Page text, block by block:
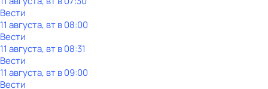
Вести
11 августа, вт в 08:00
Вести
11 августа, вт в 08:31
Вести
11 августа, вт в 09:00
Вести